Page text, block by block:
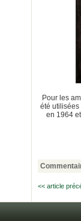
Pour les
été
en 1964
<< article